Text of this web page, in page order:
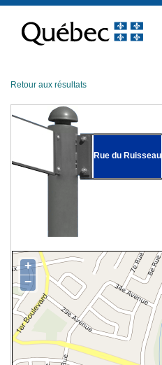
contenu
Retour aux résultats
Rue du Ruisseau
+
−